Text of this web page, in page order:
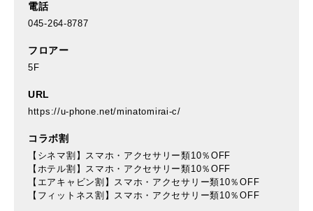
電話
045-264-8787
フロアー
5F
URL
https://u-phone.net/minatomirai-c/
コラボ割
【シネマ割】スマホ・アクセサリー類10％OFF
【ホテル割】スマホ・アクセサリー類10％OFF
【エアキャビン割】スマホ・アクセサリー類10％OFF
【フィットネス割】スマホ・アクセサリー類10％OFF